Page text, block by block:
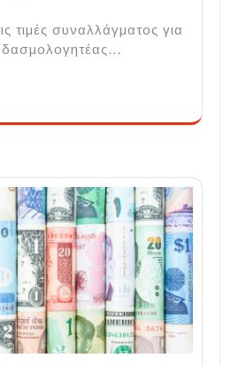
τιμές συναλλάγματος για
δασμολογητέας…